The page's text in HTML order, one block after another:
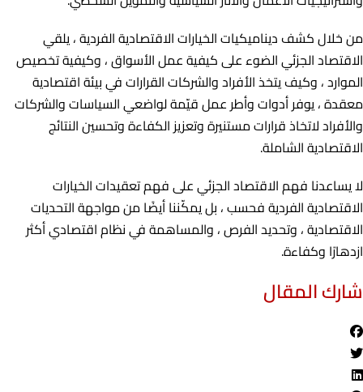
من خلال كشف ديناميكيات الخيارات الاقتصادية الفردية ، يلقي
الاقتصاد الجزئي الضوء على كيفية عمل الأسواق ، وكيفية تخصيص
الموارد ، وكيف يتخذ الأفراد والشركات القرارات في بيئة اقتصادية
معقدة ، يوفر أدوات وأطر عمل قيّمة لواضعي السياسات والشركات
والأفراد لاتخاذ قرارات مستنيرة وتعزيز الكفاءة وتحسين النتائج
الاقتصادية الشاملة.
لا يساعدنا فهم الاقتصاد الجزئي على فهم تعقيدات الخيارات
الاقتصادية الفردية فحسب ، بل يمكّننا أيضًا من مواجهة التحديات
الاقتصادية ، وتحديد الفرص ، والمساهمة في نظام اقتصادي أكثر
ازدهارًا وكفاءة.
شارك المقال